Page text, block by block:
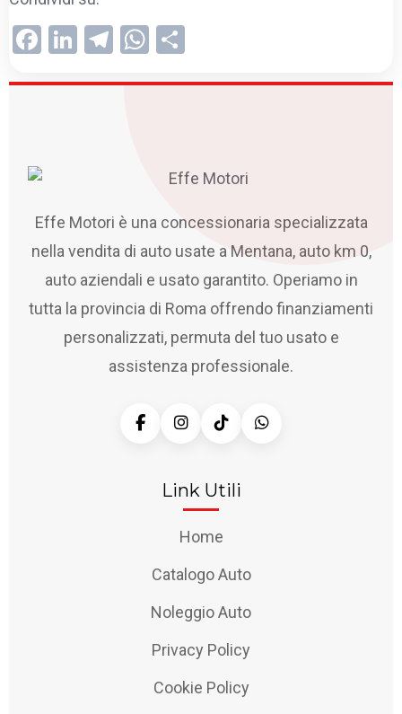
Facebook
LinkedIn
Telegram
WhatsApp
Effe Motori è una concessionaria specializzata
nella vendita di auto usate a Mentana, auto km 0,
auto aziendali e usato garantito. Operiamo in
tutta la provincia di Roma offrendo finanziamenti
personalizzati, permuta del tuo usato e
assistenza professionale.
Link Utili
Home
Catalogo Auto
Noleggio Auto
Privacy Policy
Cookie Policy